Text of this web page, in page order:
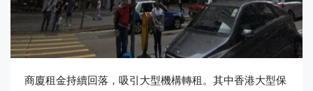
商廈租金持續回落，吸引大型機構轉租。其中香港大型保